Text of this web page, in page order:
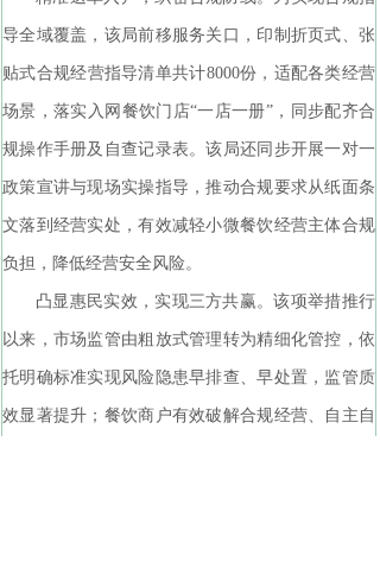
导全域覆盖，该局前移服务关口，印制折页式、张
贴式合规经营指导清单共计8000份，适配各类经营
场景，落实入网餐饮门店“一店一册”，同步配齐合
规操作手册及自查记录表。该局还同步开展一对一
政策宣讲与现场实操指导，推动合规要求从纸面条
文落到经营实处，有效减轻小微餐饮经营主体合规
负担，降低经营安全风险。
凸显惠民实效，实现三方共赢。该项举措推行
以来，市场监管由粗放式管理转为精细化管控，依
托明确标准实现风险隐患早排查、早处置，监管质
效显著提升；餐饮商户有效破解合规经营、自主自